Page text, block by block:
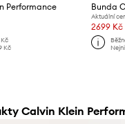
Performance
Kč
Bunda
Aktuální
2699 Kč
Calvin Klein